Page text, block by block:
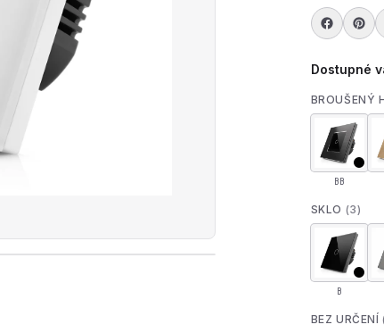
produktové video — Skleněné dotykové tlačítko R-
Dostupné
BROUŠENÝ
BB
SKLO (3)
B
BEZ URČENÍ